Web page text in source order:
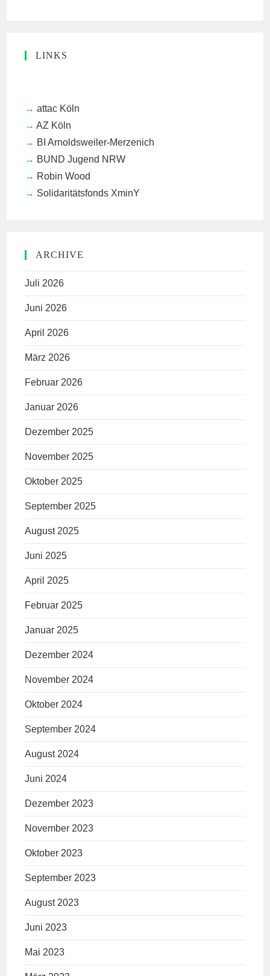
LINKS
attac Köln
AZ Köln
BI Arnoldsweiler-Merzenich
BUND Jugend NRW
Robin Wood
Solidaritätsfonds XminY
ARCHIVE
Juli 2026
Juni 2026
April 2026
März 2026
Februar 2026
Januar 2026
Dezember 2025
November 2025
Oktober 2025
September 2025
August 2025
Juni 2025
April 2025
Februar 2025
Januar 2025
Dezember 2024
November 2024
Oktober 2024
September 2024
August 2024
Juni 2024
Dezember 2023
November 2023
Oktober 2023
September 2023
August 2023
Juni 2023
Mai 2023